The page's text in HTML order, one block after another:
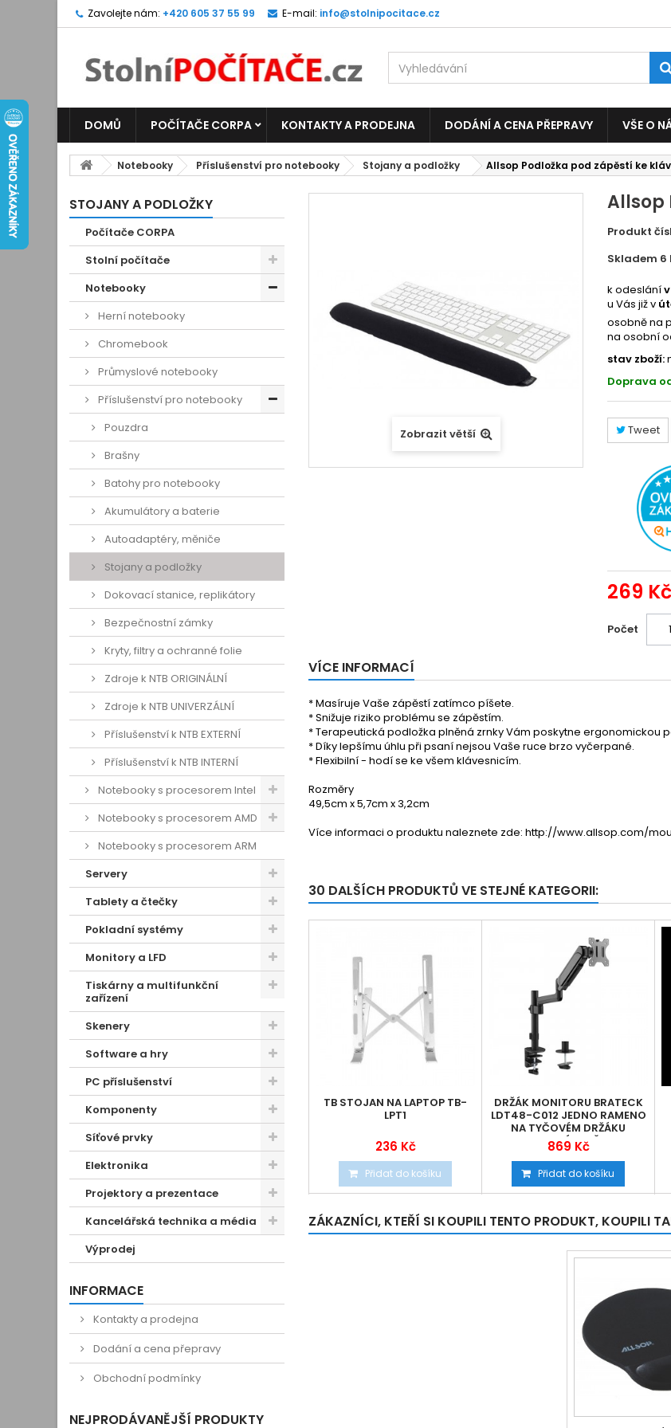
Zavolejte nám: +420 605 37 55 99 E-mail: info@stolnipocitace.cz
DOMŮ POČÍTAČE CORPA KONTAKTY A PRODEJNA DODÁNÍ A CENA PŘEPRAVY VŠE O
Notebooky Příslušenství pro notebooky Stojany a podložky Allsop Podložka pod zápěstí ke
STOJANY A PODLOŽKY
Počítače CORPA
Stolní počítače
Notebooky
Herní notebooky
Chromebook
Průmyslové notebooky
Příslušenství pro notebooky
Pouzdra
Brašny
Batohy pro notebooky
Akumulátory a baterie
Autoadaptéry, měniče
Stojany a podložky
Dokovací stanice, replikátory
Bezpečnostní zámky
Kryty, filtry a ochranné folie
Zdroje k NTB ORIGINÁLNÍ
Zdroje k NTB UNIVERZÁLNÍ
Příslušenství k NTB EXTERNÍ
Příslušenství k NTB INTERNÍ
Notebooky s procesorem Intel
Notebooky s procesorem AMD
Notebooky s procesorem ARM
Servery
Tablety a čtečky
Pokladní systémy
Monitory a LFD
Tiskárny a multifunkční
zařízení
Skenery
Software a hry
PC příslušenství
Komponenty
Síťové prvky
Elektronika
Projektory a prezentace
Kancelářská technika a média
Výprodej
INFORMACE
Kontakty a prodejna
Dodání a cena přepravy
Obchodní podmínky
NEJPRODÁVANĚJŠÍ PRODUKTY
Zobrazit větší
Allsop
Produkt
Skladem 6
k odeslání
u Vás již v
osobně na
na osobní
stav zboží:
Doprava
Tweet
269 Kč
Počet
VÍCE INFORMACÍ
* Masíruje Vaše zápěstí zatímco píšete.
* Snižuje riziko problému se zápěstím.
* Terapeutická podložka plněná zrnky Vám poskytne ergonomickou
* Díky lepšímu úhlu při psaní nejsou Vaše ruce brzo vyčerpané.
* Flexibilní - hodí se ke všem klávesnicím.
Rozměry
49,5cm x 5,7cm x 3,2cm
Více informaci o produktu naleznete zde: http://www.allsop.com/
30 DALŠÍCH PRODUKTŮ VE STEJNÉ KATEGORII:
TB STOJAN NA LAPTOP TB-
LPT1
236 Kč
Přidat do košíku
DRŽÁK MONITORU BRATECK
LDT48-C012 JEDNO RAMENO
NA TYČOVÉM DRŽÁKU
PLYNOVÁ VZPĚRA
869 Kč
Přidat do košíku
ZÁKAZNÍCI, KTEŘÍ SI KOUPILI TENTO PRODUKT, KOUPILI